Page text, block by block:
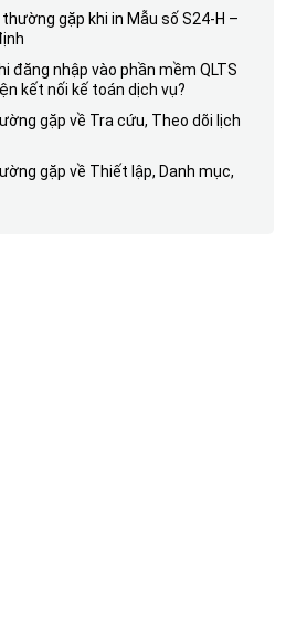
gặp khi in Mẫu số S24-H –
đăng nhập vào phần mềm QLTS
kết nối kế toán dịch vụ?
gặp về Tra cứu, Theo dõi lịch
gặp về Thiết lập, Danh mục,